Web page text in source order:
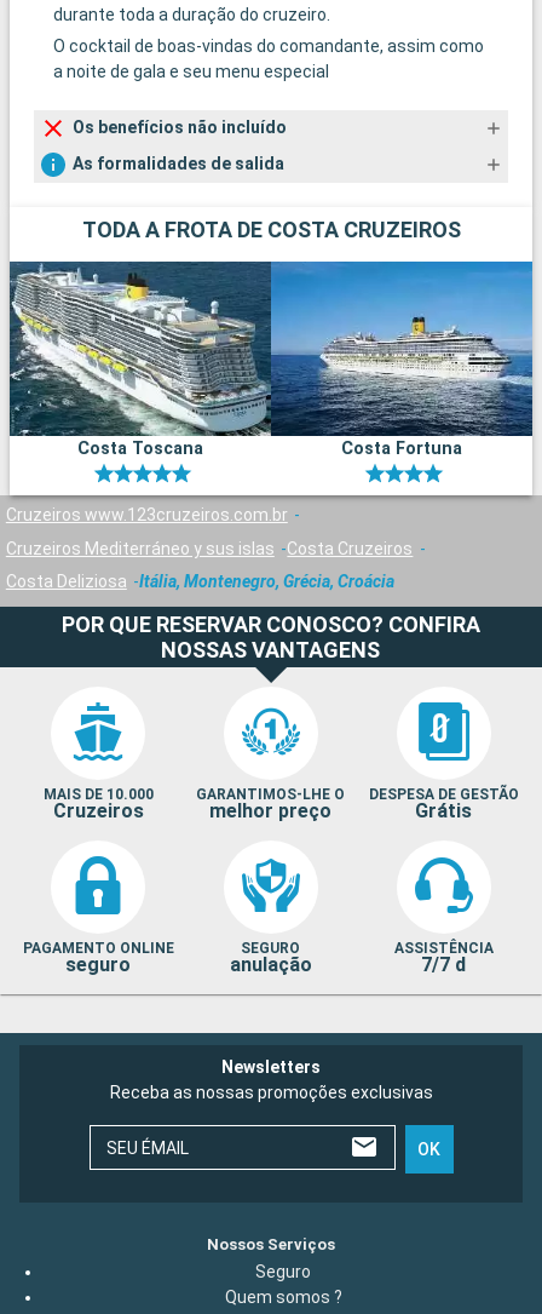
durante toda a duração do cruzeiro.
O cocktail de boas-vindas do comandante, assim como
a noite de gala e seu menu especial
Os benefícios não incluído
As formalidades de salida
TODA A FROTA DE COSTA CRUZEIROS
Costa Toscana Costa Fortuna
Cruzeiros www.123cruzeiros.com.br
Cruzeiros Mediterráneo y sus islas
Costa Cruzeiros
Costa Deliziosa
Itália, Montenegro, Grécia, Croácia
POR QUE RESERVAR CONOSCO? CONFIRA
NOSSAS VANTAGENS
MAIS DE 10.000
Cruzeiros
GARANTIMOS-LHE O
melhor preço
DESPESA DE GESTÃO
Grátis
PAGAMENTO ONLINE
seguro
SEGURO
anulação
ASSISTÊNCIA
7/7 d
Newsletters
Receba as nossas promoções exclusivas
SEU ÉMAIL OK
Nossos Serviços
Seguro
Quem somos ?